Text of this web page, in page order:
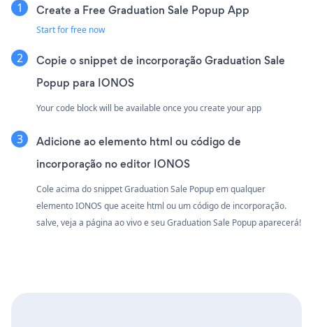
Create a Free Graduation Sale Popup App
Start for free now
Copie o snippet de incorporação Graduation Sale
Popup para IONOS
Your code block will be available once you create your app
Adicione ao elemento html ou código de
incorporação no editor IONOS
Cole acima do snippet Graduation Sale Popup em qualquer
elemento IONOS que aceite html ou um código de incorporação.
salve, veja a página ao vivo e seu Graduation Sale Popup aparecerá!